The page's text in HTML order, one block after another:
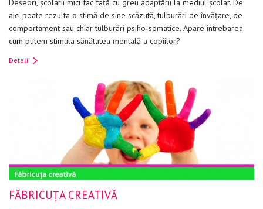
Deseori, școlarii mici fac față cu greu adaptării la mediul școlar. De
aici poate rezulta o stimă de sine scăzută, tulburări de învățare, de
comportament sau chiar tulburări psiho-somatice. Apare întrebarea
cum putem stimula sănătatea mentală a copiilor?
Detalii
FĂBRICUȚA CREATIVĂ